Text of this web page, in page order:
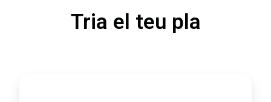
Tria el teu pla